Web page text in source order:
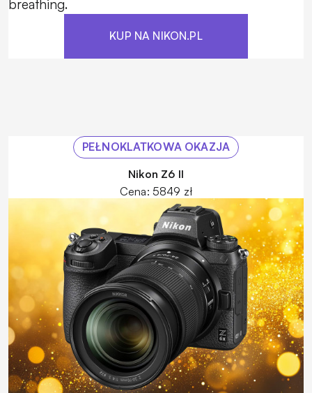
breathing.
KUP NA NIKON.PL
PEŁNOKLATKOWA OKAZJA
Nikon Z6 II
Cena: 5849 zł